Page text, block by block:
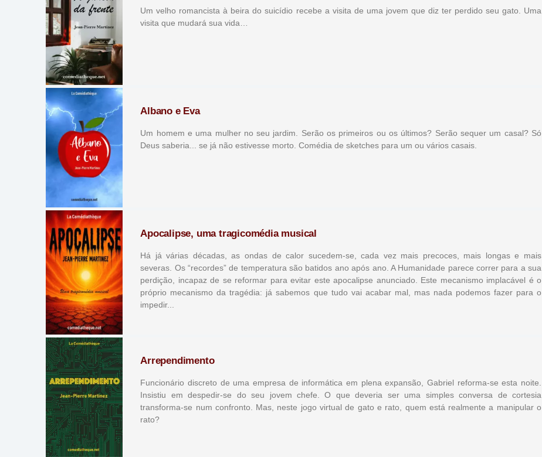
Um velho romancista à beira do suicídio recebe a visita de uma jovem que diz ter perdido seu gato. Uma
visita que mudará sua vida…
Albano e Eva
Um homem e uma mulher no seu jardim. Serão os primeiros ou os últimos? Serão sequer um casal? Só
Deus saberia... se já não estivesse morto. Comédia de sketches para um ou vários casais.
Apocalipse, uma tragicomédia musical
Há já várias décadas, as ondas de calor sucedem-se, cada vez mais precoces, mais longas e mais
severas. Os “recordes” de temperatura são batidos ano após ano. A Humanidade parece correr para a sua
perdição, incapaz de se reformar para evitar este apocalipse anunciado. Este mecanismo implacável é o
próprio mecanismo da tragédia: já sabemos que tudo vai acabar mal, mas nada podemos fazer para o
impedir...
Arrependimento
Funcionário discreto de uma empresa de informática em plena expansão, Gabriel reforma-se esta noite.
Insistiu em despedir-se do seu jovem chefe. O que deveria ser uma simples conversa de cortesia
transforma-se num confronto. Mas, neste jogo virtual de gato e rato, quem está realmente a manipular o
rato?